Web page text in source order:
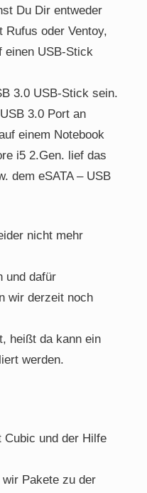
Du Dir entweder
Rufus oder Ventoy,
einen USB-Stick
3.0 USB-Stick sein.
3.0 Port an
einem Notebook
i5 2.Gen. lief das
dem eSATA – USB
nicht mehr
und dafür
wir derzeit noch
heißt da kann ein
werden.
Cubic und der Hilfe
Pakete zu der